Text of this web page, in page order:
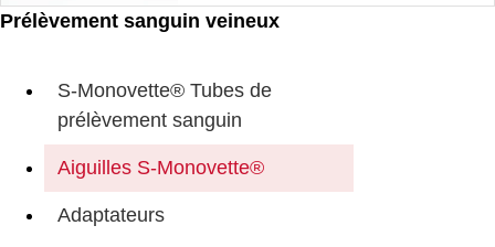
Prélèvement sanguin veineux
S-Monovette® Tubes de
prélèvement sanguin
Aiguilles S-Monovette®
Adaptateurs